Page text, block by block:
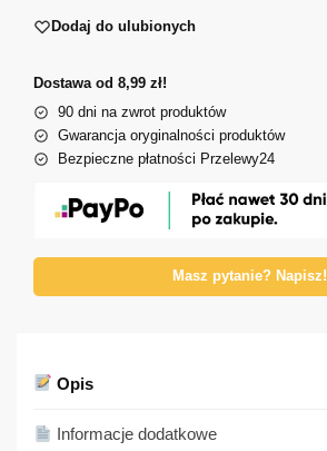
Dodaj do ulubionych
Dostawa od 8,99 zł!
90 dni na zwrot produktów
Gwarancja oryginalności produktów
Bezpieczne płatności Przelewy24
Masz pytanie? Napisz!
Opis
Informacje dodatkowe